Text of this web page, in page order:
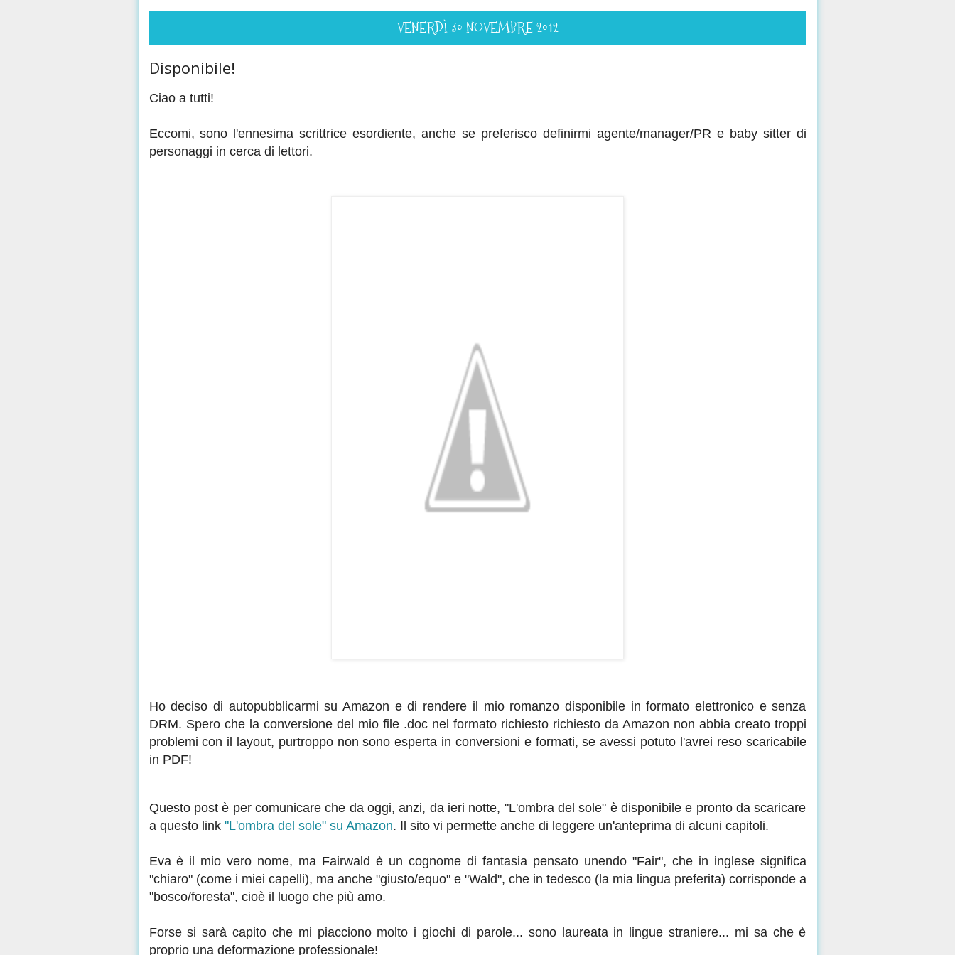
VENERDÌ 30 NOVEMBRE 2012
Disponibile!
Ciao a tutti!
Eccomi, sono l'ennesima scrittrice esordiente, anche se preferisco definirmi agente/manager/PR e baby sitter di
personaggi in cerca di lettori.
Ho deciso di autopubblicarmi su Amazon e di rendere il mio romanzo disponibile in formato elettronico e senza
DRM. Spero che la conversione del mio file .doc nel formato richiesto richiesto da Amazon non abbia creato troppi
problemi con il layout, purtroppo non sono esperta in conversioni e formati, se avessi potuto l'avrei reso scaricabile
in PDF!
Questo post è per comunicare che da oggi, anzi, da ieri notte, "L'ombra del sole" è disponibile e pronto da scaricare
a questo link "L'ombra del sole" su Amazon. Il sito vi permette anche di leggere un'anteprima di alcuni capitoli.
Eva è il mio vero nome, ma Fairwald è un cognome di fantasia pensato unendo "Fair", che in inglese significa
"chiaro" (come i miei capelli), ma anche "giusto/equo" e "Wald", che in tedesco (la mia lingua preferita) corrisponde a
"bosco/foresta", cioè il luogo che più amo.
Forse si sarà capito che mi piacciono molto i giochi di parole... sono laureata in lingue straniere... mi sa che è
proprio una deformazione professionale!